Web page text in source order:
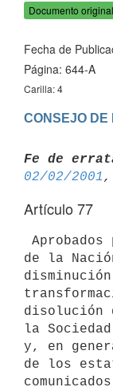
Documento original
Fecha de
Página: 644-A
Carilla: 4
CONSEJO DE
Fe de
02/02/2001 ,
Artículo 77
de la
disolución
la
y, en
de los